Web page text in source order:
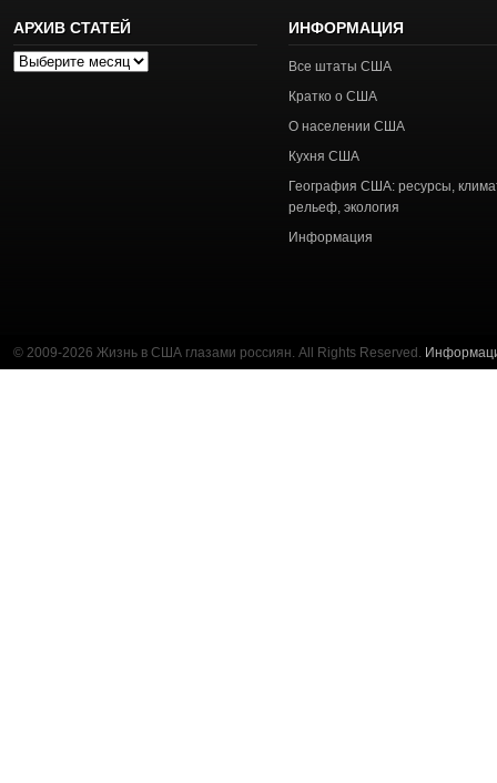
АРХИВ СТАТЕЙ
Архив
ИНФОРМАЦИЯ
Все штаты США
Кратко о США
О населении США
Кухня США
География США: ресурсы,
рельеф, экология
Информация
© 2009-2026 Жизнь в США глазами россиян. All Rights Reserved.